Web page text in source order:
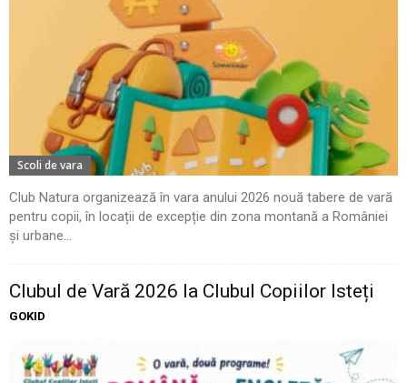
Scoli de vara
Club Natura organizează în vara anului 2026 nouă tabere de vară
pentru copii, în locații de excepție din zona montană a României
și urbane...
Clubul de Vară 2026 la Clubul Copiilor Isteți
GOKID